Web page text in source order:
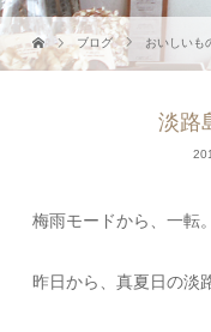
ブログ おいしいも
淡路
梅雨モードから、一転。
昨日から、真夏日の淡